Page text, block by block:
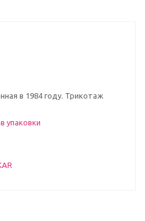
в 1984 году. Трикотаж
упаковки